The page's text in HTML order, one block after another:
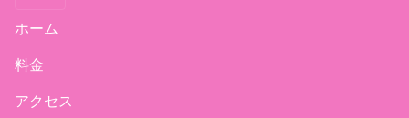
ホーム
料金
アクセス